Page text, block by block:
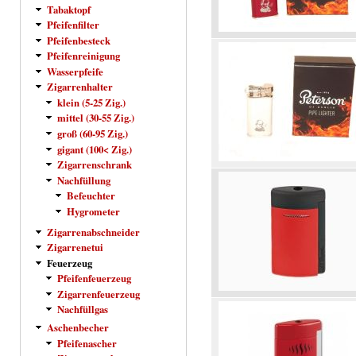
Tabaktopf
Pfeifenfilter
Pfeifenbesteck
Pfeifenreinigung
Wasserpfeife
Zigarrenhalter
klein (5-25 Zig.)
mittel (30-55 Zig.)
groß (60-95 Zig.)
gigant (100< Zig.)
Zigarrenschrank
Nachfüllung
Befeuchter
Hygrometer
Zigarrenabschneider
Zigarrenetui
Feuerzeug
Pfeifenfeuerzeug
Zigarrenfeuerzeug
Nachfüllgas
Aschenbecher
Pfeifenascher